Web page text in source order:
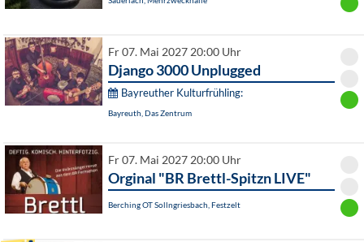
Fr 07. Mai 2027 20:00 Uhr
Django 3000 Unplugged
Bayreuther Kulturfrühling:
Bayreuth, Das Zentrum
Fr 07. Mai 2027 20:00 Uhr
Orginal "BR Brettl-Spitzn LIVE"
Berching OT Sollngriesbach, Festzelt